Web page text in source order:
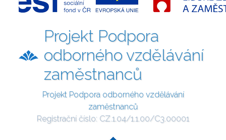
Projekt Podpora
odborného vzdělávání
zaměstnanců
Projekt Podpora odborného vzdělávání
zaměstnanců
Registrační číslo: CZ.1.04/1.1.00/C3.00001